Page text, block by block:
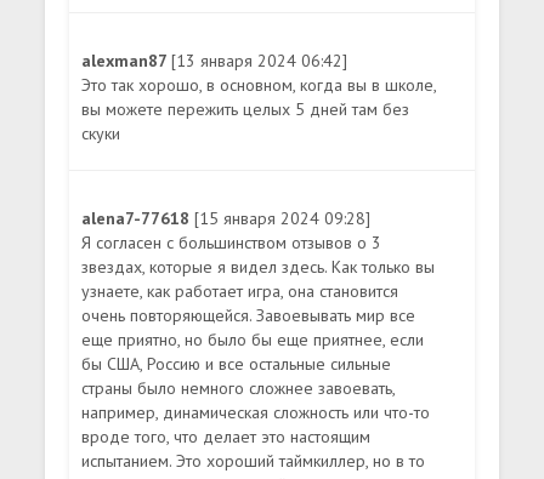
alexman87[13 января 2024 06:42]
Это так хорошо, в основном, когда вы в школе,
вы можете пережить целых 5 дней там без
скуки
alena7-77618[15 января 2024 09:28]
Я согласен с большинством отзывов о 3
звездах, которые я видел здесь. Как только вы
узнаете, как работает игра, она становится
очень повторяющейся. Завоевывать мир все
еще приятно, но было бы еще приятнее, если
бы США, Россию и все остальные сильные
страны было немного сложнее завоевать,
например, динамическая сложность или что-то
вроде того, что делает это настоящим
испытанием. Это хороший таймкиллер, но в то